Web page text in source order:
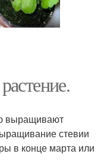
выращивают
стевии
в конце марта или